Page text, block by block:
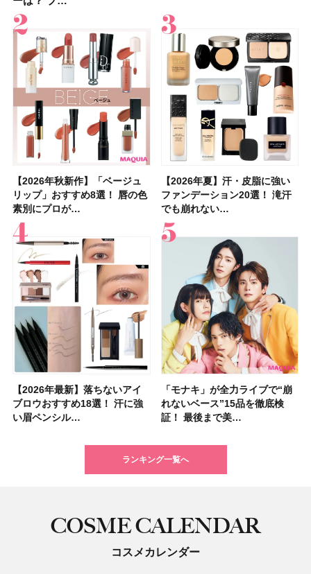
【2026年秋新作】「ベージュ
リップ」おすすめ8選！ 唇の色
素別にプロが…
【2026年夏】汗・皮脂に強い
ファンデーション20選！ 滝汗
でも崩れない…
【2026年最新】落ちないアイ
ブロウおすすめ18選！ 汗に強
い眉ペンシル…
「モナキ」が全力ライブで“崩
れないベース”15品を徹底検
証！ 最後まで美…
【2026年夏】汗に強い日焼け
止めのおすすめ13選！ 汗で塗
膜が強化され…
【クリスマスコフレ2026】ク
リニークのホリデーコフレを一
挙紹介！ 人気…
【2026夏】「ハリ・たるみケ
ア」ランキングTOP5！＜マキ
アビューティ…
【2026夏】「毛穴ケア」ラン
キングTOP5！＜マキアビュー
ティーズが投…
【2026年秋新作】「ベージュ
リップ」おすすめ8選！ 唇の色
素別にプロが…
【2026年夏】汗・皮脂に強い
ファンデーション20選！ 滝汗
でも崩れない…
【2026年最新】落ちないアイ
ブロウおすすめ18選！ 汗に強
い眉ペンシル…
「モナキ」が全力ライブで“崩
れないベース”15品を徹底検
証！ 最後まで美…
【2026夏】「リップケア」ラ
ンキングTOP5！＜美容マニア
集団・マキア…
【デパコスのネイルオイル10
選】プレゼントにおすすめ！ケ
ア効果、ビジュ、…
【2026年】ボディ用日焼け止
めUVのおすすめ20選！ この夏
注目の人気…
「ミス ディオール オードゥ パ
ルファン」が新たな装いで登
場！ シルバー…
【おすすめダイエットサプリ８
選】食べすぎた日をサポート！
選び方＆糖質・脂…
【40代以上の髪悩み おすすめ
アイテム15選】“白髪・薄毛・
うねり”に最…
【板野友美さんの美活】「最
近、下の歯の矯正を再開したん
です」オーラルケア…
【石井美保さんのおすすめお菓
子＆お茶10選】手土産にもぴっ
たり
【2026年夏】おすすめの髪型
36選！ショート・ボブ・ミディ
アム・ロング…
【最新】髪のうねり・広がり・
くせ毛におすすめのシャンプー
17選
【2026年夏】小顔に見えるボ
ブの髪型37選！ レイヤー・切
りっぱなしな…
【2026年】最新トレンド「ボ
ブ」13種類を徹底解説！ 定番
＆人気の髪型…
【読者プレゼント】羽の見えな
いハンディファン
「baramood」を3名様…
【2026年8月の一粒万倍日】お
すすめの開運コスメ＆美容アイ
テム10選！
石井美保さん祝50歳！ アニバ
ーサリーイベントに込めた思
い、今夢中なボデ…
【無印良品】スキンケア×衣料
素材の最強タッグで実現！ 着
るだけで保湿でき…
【スック2026新作】秋コレク
ションを全品スウォッチ&イエ
ベブルベ分け！
LUNASOLアイカラーレーショ
ンN EX17Evening Muse …
【全色レビュー】ケイト メロ
ウブラウンアイズ限定色追加！
イエベ・ブルベ別…
【キャンメイク】売切続出！先
行発売中の「クリアヴェールセ
ッティングパウダ…
ランキング一覧へ
COSME CALENDAR
コスメカレンダー